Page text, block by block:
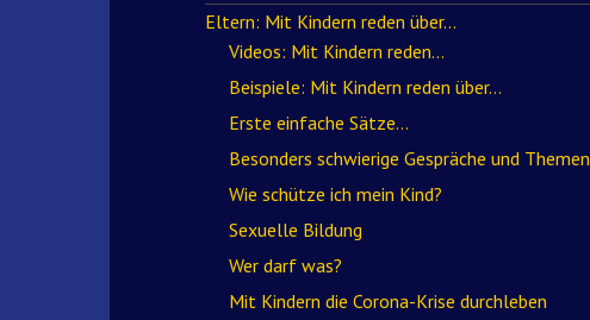
Eltern: Mit Kindern reden über…
Videos: Mit Kindern reden…
Beispiele: Mit Kindern reden über…
Erste einfache Sätze…
Besonders schwierige Gespräche und Themen
Wie schütze ich mein Kind?
Sexuelle Bildung
Wer darf was?
Mit Kindern die Corona-Krise durchleben